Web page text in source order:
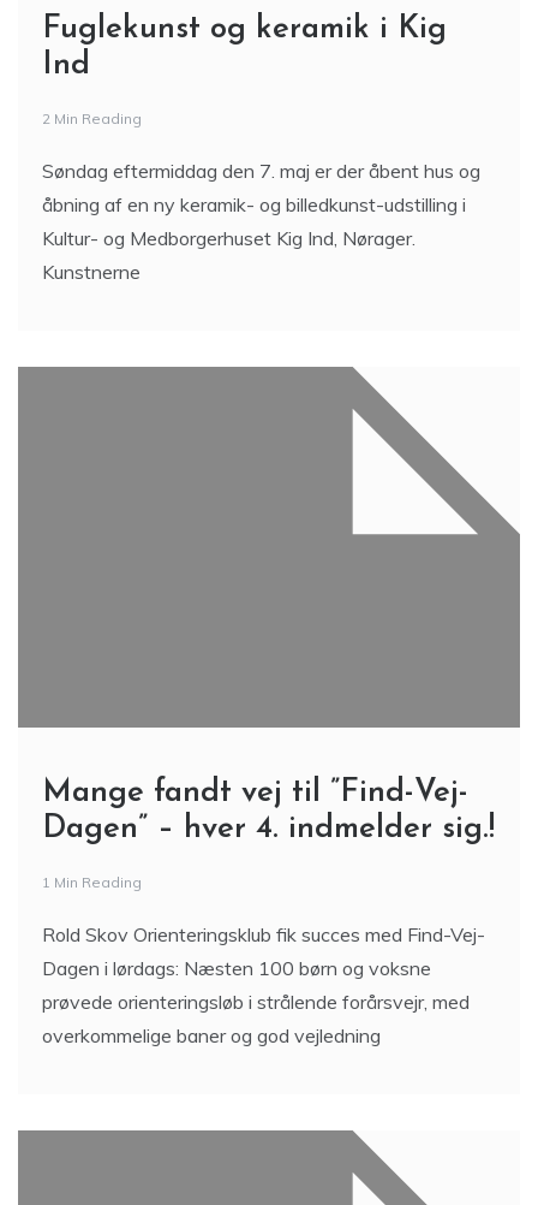
Fuglekunst og keramik i Kig
Ind
2 Min Reading
Søndag eftermiddag den 7. maj er der åbent hus og
åbning af en ny keramik- og billedkunst-udstilling i
Kultur- og Medborgerhuset Kig Ind, Nørager.
Kunstnerne
Mange fandt vej til ”Find-Vej-
Dagen” – hver 4. indmelder sig.!
1 Min Reading
Rold Skov Orienteringsklub fik succes med Find-Vej-
Dagen i lørdags: Næsten 100 børn og voksne
prøvede orienteringsløb i strålende forårsvejr, med
overkommelige baner og god vejledning